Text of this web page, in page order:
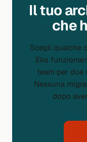
Il tuo
che
Scegli qualche
Eko
team per due
Nessuna
dopo